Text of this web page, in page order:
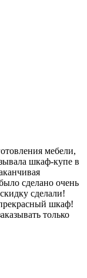
мебели,
шкаф-купе в
сделано очень
сделали!
шкаф!
только